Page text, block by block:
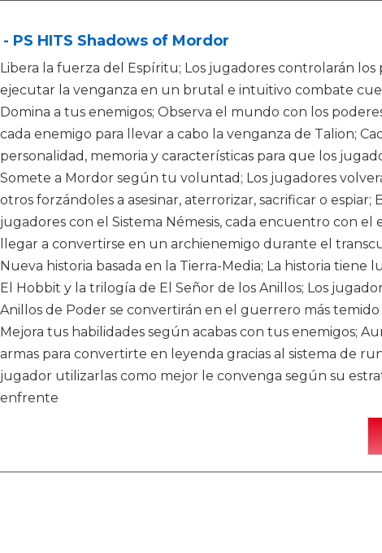
PS HITS Shadows of Mordor
Libera la fuerza del Espíritu; Los jugadores controlarán
ejecutar la venganza en un brutal e intuitivo combate
Domina a tus enemigos; Observa el mundo con los
cada enemigo para llevar a cabo la venganza de Talion;
personalidad, memoria y características para que los
Somete a Mordor según tu voluntad; Los jugadores
otros forzándoles a asesinar, aterrorizar, sacrificar o espiar;
jugadores con el Sistema Némesis, cada encuentro con
llegar a convertirse en un archienemigo durante el
Nueva historia basada en la Tierra-Media; La historia
El Hobbit y la trilogía de El Señor de los Anillos; Los
Anillos de Poder se convertirán en el guerrero más
Mejora tus habilidades según acabas con tus enemigos;
armas para convertirte en leyenda gracias al sistema de
jugador utilizarlas como mejor le convenga según su
enfrente